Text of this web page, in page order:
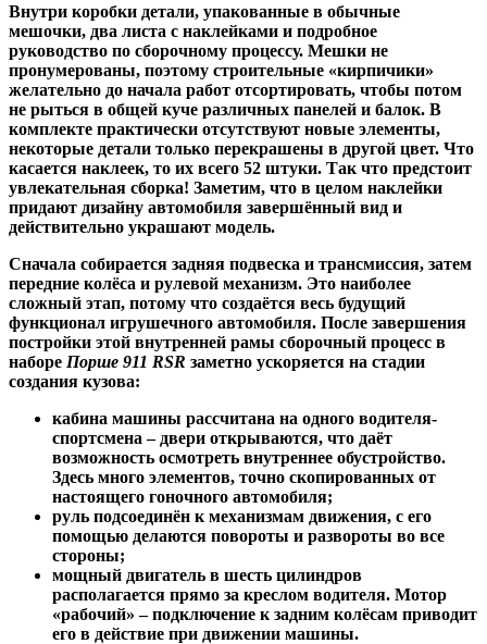
Внутри коробки детали, упакованные в обычные
мешочки, два листа с наклейками и подробное
руководство по сборочному процессу. Мешки не
пронумерованы, поэтому строительные «кирпичики»
желательно до начала работ отсортировать, чтобы потом
не рыться в общей куче различных панелей и балок. В
комплекте практически отсутствуют новые элементы,
некоторые детали только перекрашены в другой цвет. Что
касается наклеек, то их всего 52 штуки. Так что предстоит
увлекательная сборка! Заметим, что в целом наклейки
придают дизайну автомобиля завершённый вид и
действительно украшают модель.
Сначала собирается задняя подвеска и трансмиссия, затем
передние колёса и рулевой механизм. Это наиболее
сложный этап, потому что создаётся весь будущий
функционал игрушечного автомобиля. После завершения
постройки этой внутренней рамы сборочный процесс в
наборе Порше 911 RSR заметно ускоряется на стадии
создания кузова:
кабина машины рассчитана на одного водителя-
спортсмена – двери открываются, что даёт
возможность осмотреть внутреннее обустройство.
Здесь много элементов, точно скопированных от
настоящего гоночного автомобиля;
руль подсоединён к механизмам движения, с его
помощью делаются повороты и развороты во все
стороны;
мощный двигатель в шесть цилиндров
располагается прямо за креслом водителя. Мотор
«рабочий» ­– подключение к задним колёсам приводит
его в действие при движении машины.